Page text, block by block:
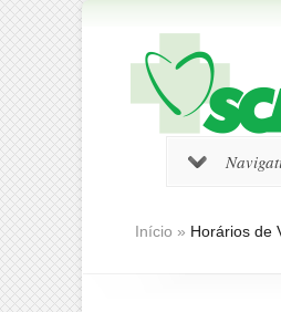
Início » Horários de